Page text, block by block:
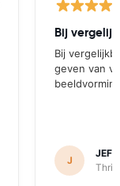
Bij
geven van
J